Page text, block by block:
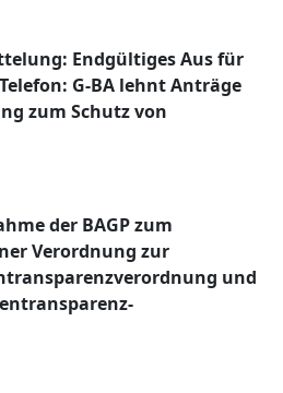
Endgültiges Aus für
G-BA lehnt Anträge
zum Schutz von
der BAGP zum
Verordnung zur
und